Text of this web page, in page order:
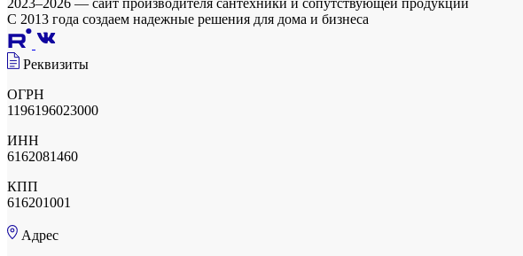
С 2013 года создаем надежные решения для дома и бизнеса
Реквизиты
ОГРН
1196196023000
ИНН
6162081460
КПП
616201001
Адрес